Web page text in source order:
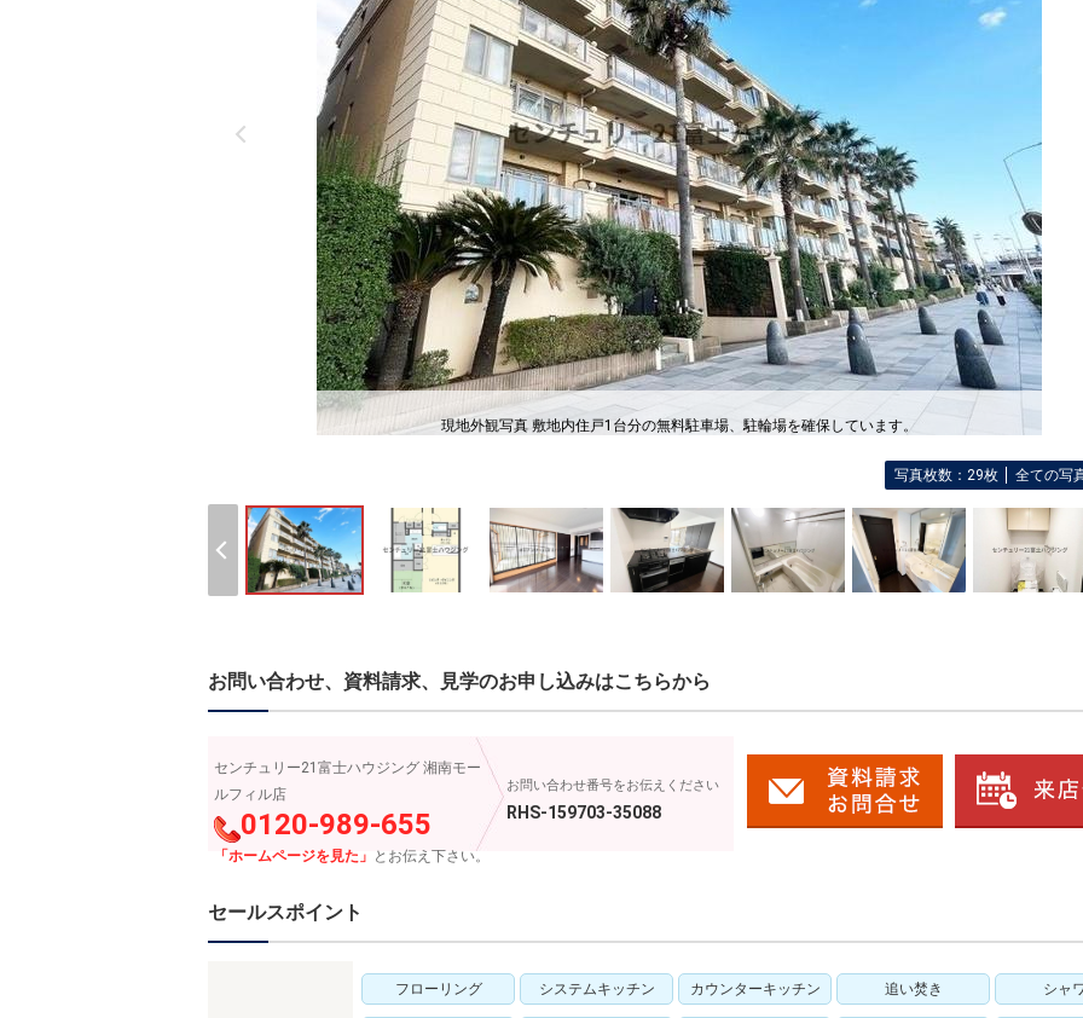
現地外観写真 敷地内住戸1台分の無料駐車場、駐輪場を確保しています。
写真枚数：29枚 全ての写
お問い合わせ、資料請求、見学のお申し込みはこちらから
センチュリー21富士ハウジング 湘南モー
ルフィル店
0120-989-655
「ホームページを見た」 とお伝え下さい。
お問い合わせ番号をお伝えください
RHS-159703-35088
セールスポイント
フローリング システムキッチン カウンターキッチン 追い焚き シャ